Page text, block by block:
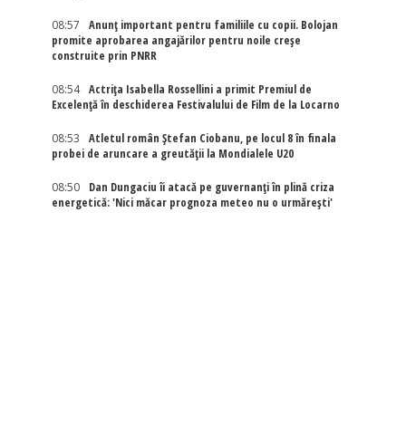
08:57
Anunț important pentru familiile cu copii. Bolojan
promite aprobarea angajărilor pentru noile creșe
construite prin PNRR
08:54
Actriţa Isabella Rossellini a primit Premiul de
Excelenţă în deschiderea Festivalului de Film de la Locarno
08:53
Atletul român Ștefan Ciobanu, pe locul 8 în finala
probei de aruncare a greutății la Mondialele U20
08:50
Dan Dungaciu îi atacă pe guvernanți în plină criza
energetică: 'Nici măcar prognoza meteo nu o urmărești'